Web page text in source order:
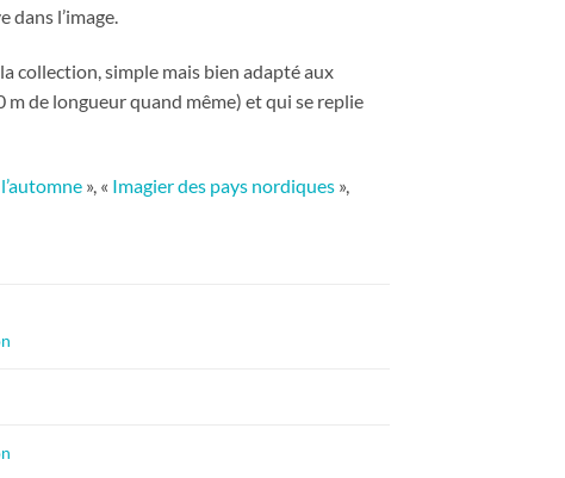
l’image.
collection, simple mais bien adapté aux
de longueur quand même) et qui se replie
», « Imagier des pays nordiques »,